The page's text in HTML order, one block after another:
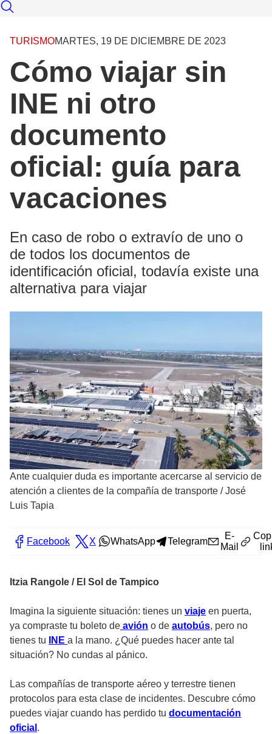
TURISMOMARTES, 19 DE DICIEMBRE DE 2023
Cómo viajar sin
INE ni otro
documento
oficial: guía para
vacaciones
En caso de robo o extravío de uno o
de todos los documentos de
identificación oficial, todavía existe una
alternativa para viajar
Ante cualquier duda es importante acercarse al servicio de
atención a clientes de la compañía de transporte /José
Luis Tapia
Facebook X WhatsApp Telegram
E-
Mail
Itzia Rangole / El Sol de Tampico
Imagina la siguiente situación: tienes un viaje en puerta,
ya compraste tu boleto de avión o de autobús, pero no
tienes tu
INE a la mano. ¿Qué puedes hacer ante tal
situación? No cundas al pánico.
Las compañías de transporte aéreo y terrestre tienen
protocolos para esta clase de incidentes. Descubre cómo
puedes viajar cuando has perdido tu documentación
oficial .